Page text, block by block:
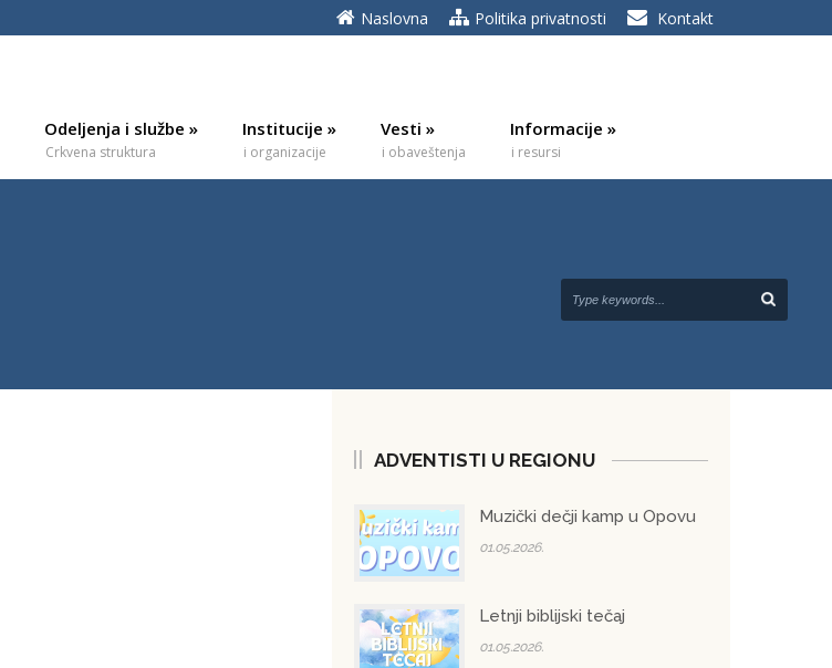
Naslovna Politika privatnosti Kontakt
Odeljenja i službe »
Crkvena struktura
Institucije »
i organizacije
Vesti »
i obaveštenja
Informacije »
i resursi
ADVENTISTI U REGIONU
Muzički dečji kamp u Opovu
01.05.2026.
Letnji biblijski tečaj
01.05.2026.